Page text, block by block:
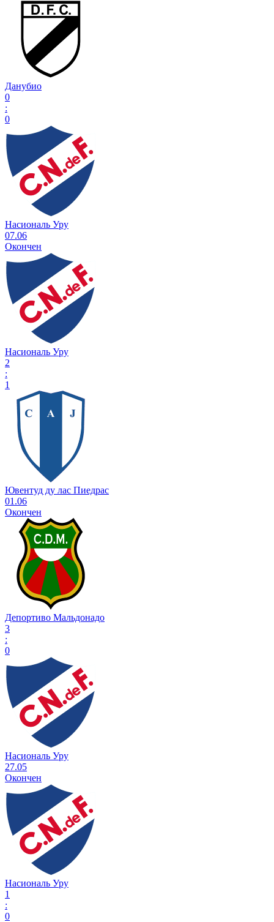
Данубио
0
:
0
Насиональ Уру
07.06
Окончен
Насиональ Уру
2
:
1
Ювентуд ду лас Пиедрас
01.06
Окончен
Депортиво Мальдонадо
3
:
0
Насиональ Уру
27.05
Окончен
Насиональ Уру
1
:
0